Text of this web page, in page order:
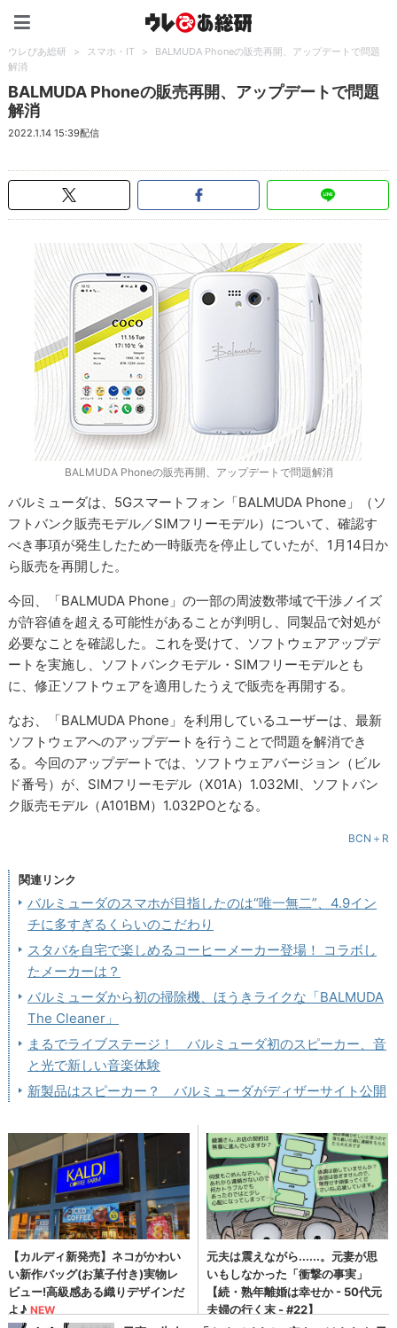
ウレぴあ総研 > スマホ・IT >
BALMUDA Phoneの販売再開、アップデートで問題
解消
BALMUDA Phoneの販売再開、アップデートで問題
解消
2022.1.14 15:39配信
BALMUDA Phoneの販売再開、アップデートで問題解消
バルミューダは、5Gスマートフォン「BALMUDA Phone」（ソ
フトバンク販売モデル／SIMフリーモデル）について、確認す
べき事項が発生したため一時販売を停止していたが、1月14日か
ら販売を再開した。
今回、「BALMUDA Phone」の一部の周波数帯域で干渉ノイズ
が許容値を超える可能性があることが判明し、同製品で対処が
必要なことを確認した。これを受けて、ソフトウェアアップデ
ートを実施し、ソフトバンクモデル・SIMフリーモデルとも
に、修正ソフトウェアを適用したうえで販売を再開する。
なお、「BALMUDA Phone」を利用しているユーザーは、最新
ソフトウェアへのアップデートを行うことで問題を解消でき
る。今回のアップデートでは、ソフトウェアバージョン（ビル
ド番号）が、SIMフリーモデル（X01A）1.032MI、ソフトバン
ク販売モデル（A101BM）1.032POとなる。
BCN＋R
関連リンク
バルミューダのスマホが目指したのは“唯一無二”、4.9イン
チに多すぎるくらいのこだわり
スタバを自宅で楽しめるコーヒーメーカー登場！ コラボし
たメーカーは？
バルミューダから初の掃除機、ほうきライクな「BALMUDA
The Cleaner」
まるでライブステージ！ バルミューダ初のスピーカー、音
と光で新しい音楽体験
新製品はスピーカー？ バルミューダがディザーサイト公開